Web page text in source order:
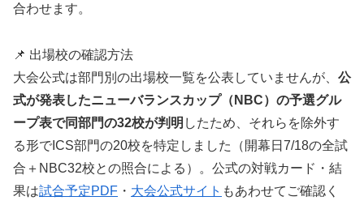
合わせます。
📌 出場校の確認方法
大会公式は部門別の出場校一覧を公表していませんが、 公
式が発表したニューバランスカップ（NBC）の予選グル
ープ表で同部門の32校が判明 したため、それらを除外す
る形でICS部門の20校を特定しました（開幕日7/18の全試
合＋NBC32校との照合による）。公式の対戦カード・結
果は試合予定PDF ・ 大会公式サイト もあわせてご確認く